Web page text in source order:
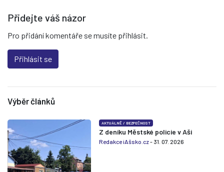
Přidejte váš názor
Pro přidání komentáře se musíte přihlásit.
Přihlásit se
Výběr článků
AKTUÁLNĚ / BEZPEČNOST
Z deníku Městské policie v Aši
Redakce iAšsko.cz- 31. 07. 2026